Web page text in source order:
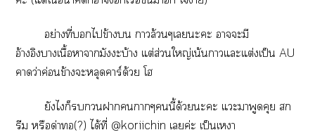
อย่างที่ไข้าง าล้วนๆเะะ าะมี
อ้างอิงาเนื้อาามัะบ้าง แต่ส่วนใหญ่เน้นาแะแต่งเป็น AU
าว่าค่อนข้างะหลุดาร์ด้วย โ
ยังไก็าาๆนี้ด้วยะะ แะาพูดคุย สก
รีม หรือด่าทอ(?) ได้ที่ @koriichin เค่ะ เป็นเา